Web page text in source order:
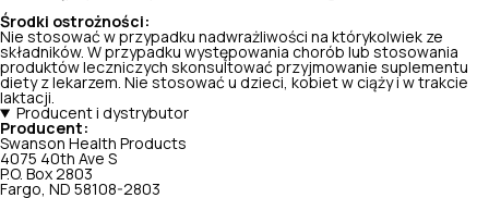
Środki ostrożności:
Nie stosować w przypadku nadwrażliwości na którykolwiek ze
składników. W przypadku występowania chorób lub stosowania
produktów leczniczych skonsultować przyjmowanie suplementu
diety z lekarzem. Nie stosować u dzieci, kobiet w ciąży i w trakcie
laktacji.
Producent i dystrybutor
Producent:
Swanson Health Products
4075 40th Ave S
P.O. Box 2803
Fargo, ND 58108-2803